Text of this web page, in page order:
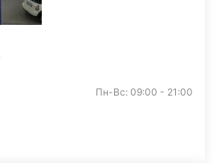
Пн-Вс: 09:00 - 21:00